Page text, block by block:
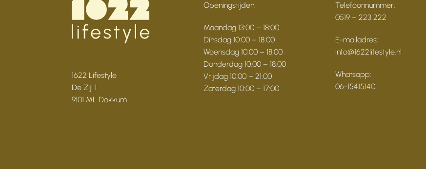
1622 Lifestyle
De Zijl 1
9101 ML Dokkum
Openingstijden:
Maandag 13:00 – 18:00
Dinsdag 10:00 – 18:00
Woensdag 10:00 – 18:00
Donderdag 10:00 – 18:00
Vrijdag 10:00 – 21:00
Zaterdag 10:00 – 17:00
Telefoonnummer:
0519 – 223 222
E-mailadres:
info@1622lifestyle.nl
Whatsapp:
06-15415140